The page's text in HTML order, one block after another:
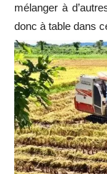
mélanger à
donc à table dans